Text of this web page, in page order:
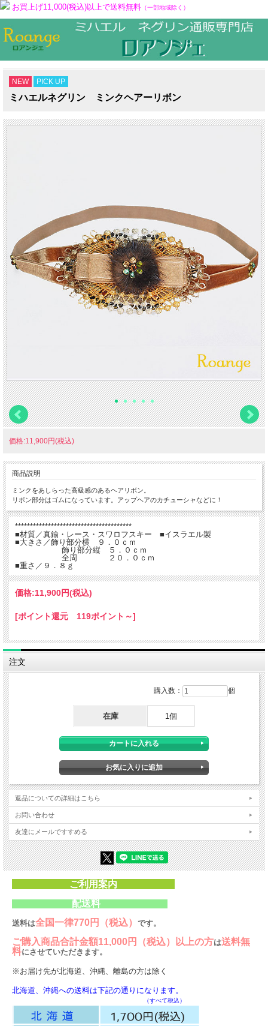
お買上げ11,000(税込)以上で送料無料 （一部地域除く）
NEW PICK UP
ミハエルネグリン ミンクヘアーリボン
価格:11,900円(税込)
商品説明
ミンクをあしらった高級感のあるヘアリボン。
リボン部分はゴムになっています。アップヘアのカチューシャなどに！
***************************************
■材質／真鍮・レース・スワロフスキー ■イスラエル製
■大きさ／飾り部分横 ９．０ｃｍ
飾り部分縦 ５．０ｃｍ
全周 ２０．０ｃｍ
■重さ／９．８ｇ
価格:11,900円(税込)
[ポイント還元 119ポイント～]
注文
購入数： 個
在庫 1個
返品についての詳細はこちら
お問い合わせ
友達にメールですすめる
ご利用案内
配送料
送料は全国一律770円（税込） です。
ご購入商品合計金額11,000円（税込）以上の方は送料無
料にさせていただきます。
※お届け先が北海道、沖縄、離島の方は除く
北海道、沖縄への送料は下記の通りになります。
（すべて税込）